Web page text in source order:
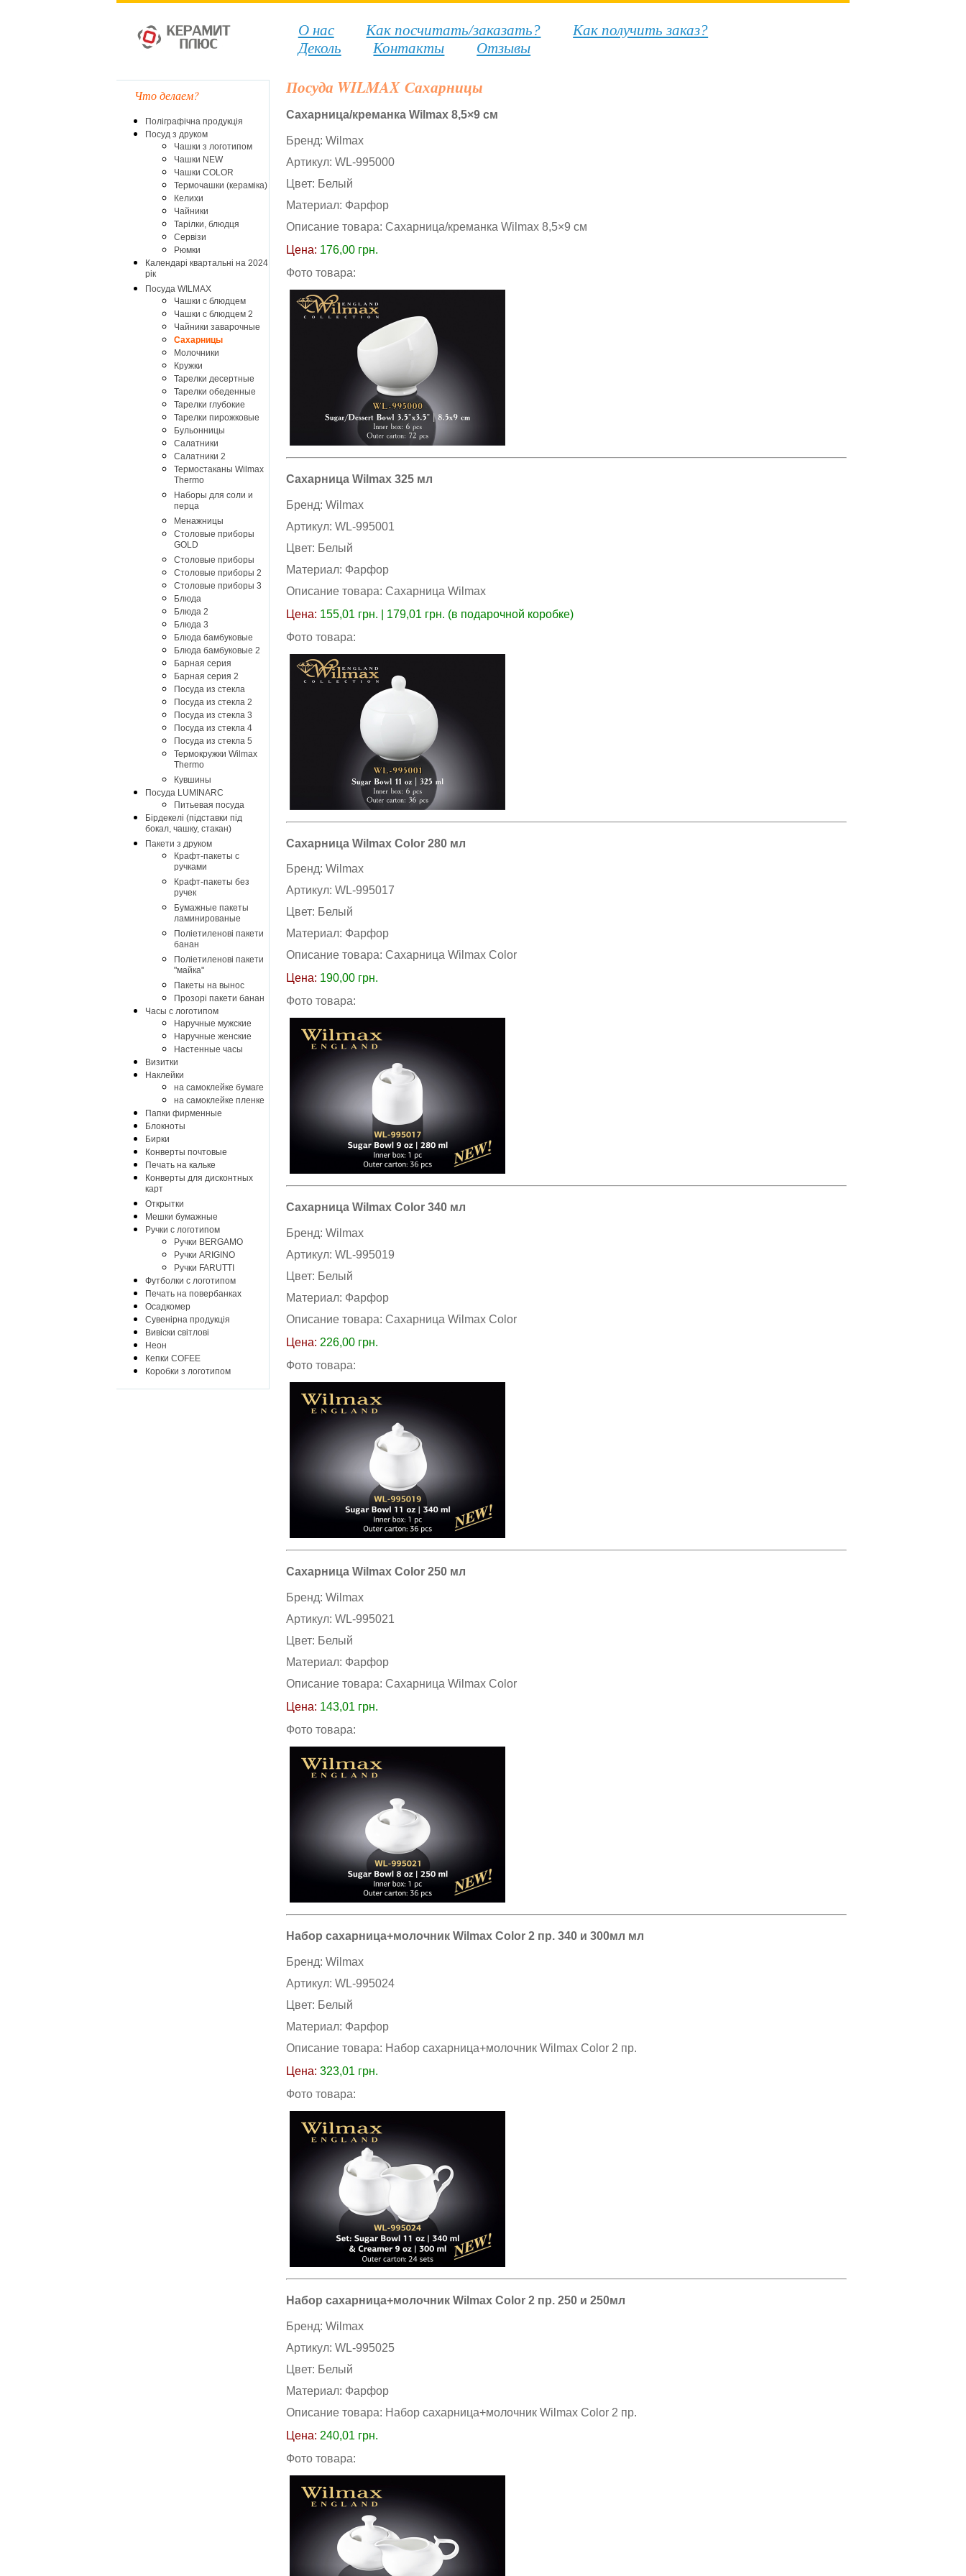
О нас Как посчитать/заказать?
Как получить заказ?
Деколь
Контакты Отзывы
Что делаем?
Поліграфічна продукція
Посуд з друком
Чашки з логотипом
Чашки NEW
Чашки COLOR
Термочашки (кераміка)
Келихи
Чайники
Тарілки, блюдця
Сервізи
Рюмки
Календарі квартальні на 2024
рік
Посуда WILMAX
Чашки с блюдцем
Чашки с блюдцем 2
Чайники заварочные
Сахарницы
Молочники
Кружки
Тарелки десертные
Тарелки обеденные
Тарелки глубокие
Тарелки пирожковые
Бульонницы
Салатники
Салатники 2
Термостаканы Wilmax
Thermo
Наборы для соли и
перца
Менажницы
Столовые приборы
GOLD
Столовые приборы
Столовые приборы 2
Столовые приборы 3
Блюда
Блюда 2
Блюда 3
Блюда бамбуковые
Блюда бамбуковые 2
Барная серия
Барная серия 2
Посуда из стекла
Посуда из стекла 2
Посуда из стекла 3
Посуда из стекла 4
Посуда из стекла 5
Термокружки Wilmax
Thermo
Кувшины
Посуда LUMINARC
Питьевая посуда
Бірдекелі (підставки під
бокал, чашку, стакан)
Пакети з друком
Крафт-пакеты с
ручками
Крафт-пакеты без
ручек
Бумажные пакеты
ламинированые
Поліетиленові пакети
банан
Поліетиленові пакети
"майка"
Пакеты на вынос
Прозорі пакети банан
Часы с логотипом
Наручные мужские
Наручные женские
Настенные часы
Визитки
Наклейки
на самоклейке бумаге
на самоклейке пленке
Папки фирменные
Блокноты
Бирки
Конверты почтовые
Печать на кальке
Конверты для дисконтных
карт
Открытки
Мешки бумажные
Ручки с логотипом
Ручки BERGAMO
Ручки ARIGINO
Ручки FARUTTI
Футболки с логотипом
Печать на повербанках
Осадкомер
Сувенірна продукція
Вивіски світлові
Неон
Кепки COFEE
Коробки з логотипом
Посуда WILMAX Сахарницы
Сахарница/креманка Wilmax 8,5×9 см
Бренд: Wilmax
Артикул: WL-995000
Цвет: Белый
Материал: Фарфор
Описание товара: Сахарница/креманка Wilmax 8,5×9 см
Цена: 176,00 грн.
Фото товара:
Сахарница Wilmax 325 мл
Бренд: Wilmax
Артикул: WL-995001
Цвет: Белый
Материал: Фарфор
Описание товара: Сахарница Wilmax
Цена: 155,01 грн. | 179,01 грн. (в подарочной коробке)
Фото товара:
Сахарница Wilmax Color 280 мл
Бренд: Wilmax
Артикул: WL-995017
Цвет: Белый
Материал: Фарфор
Описание товара: Сахарница Wilmax Color
Цена: 190,00 грн.
Фото товара:
Сахарница Wilmax Color 340 мл
Бренд: Wilmax
Артикул: WL-995019
Цвет: Белый
Материал: Фарфор
Описание товара: Сахарница Wilmax Color
Цена: 226,00 грн.
Фото товара:
Сахарница Wilmax Color 250 мл
Бренд: Wilmax
Артикул: WL-995021
Цвет: Белый
Материал: Фарфор
Описание товара: Сахарница Wilmax Color
Цена: 143,01 грн.
Фото товара:
Набор сахарница+молочник Wilmax Color 2 пр. 340 и 300мл мл
Бренд: Wilmax
Артикул: WL-995024
Цвет: Белый
Материал: Фарфор
Описание товара: Набор сахарница+молочник Wilmax Color 2 пр.
Цена: 323,01 грн.
Фото товара:
Набор сахарница+молочник Wilmax Color 2 пр. 250 и 250мл
Бренд: Wilmax
Артикул: WL-995025
Цвет: Белый
Материал: Фарфор
Описание товара: Набор сахарница+молочник Wilmax Color 2 пр.
Цена: 240,01 грн.
Фото товара: